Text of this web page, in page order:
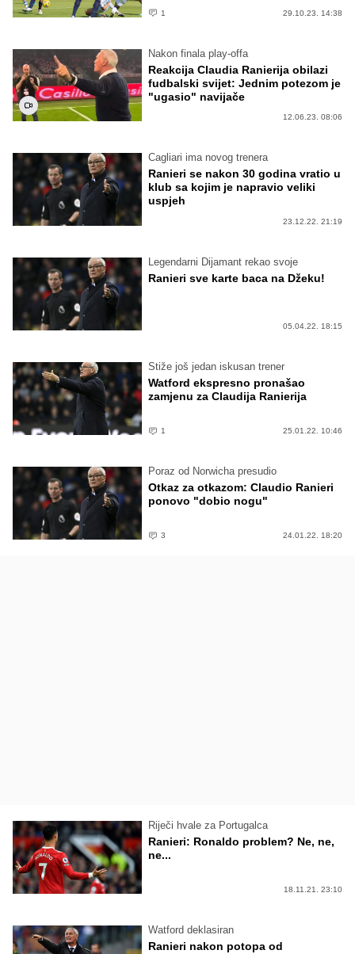
1 29.10.23. 14:38
Nakon finala play-offa
Reakcija Claudia Ranierija obilazi
fudbalski svijet: Jednim potezom je
"ugasio" navijače
12.06.23. 08:06
Cagliari ima novog trenera
Ranieri se nakon 30 godina vratio u
klub sa kojim je napravio veliki
uspjeh
23.12.22. 21:19
Legendarni Dijamant rekao svoje
Ranieri sve karte baca na Džeku!
05.04.22. 18:15
Stiže još jedan iskusan trener
Watford ekspresno pronašao
zamjenu za Claudija Ranierija
1 25.01.22. 10:46
Poraz od Norwicha presudio
Otkaz za otkazom: Claudio Ranieri
ponovo "dobio nogu"
3 24.01.22. 18:20
Riječi hvale za Portugalca
Ranieri: Ronaldo problem? Ne, ne,
ne...
18.11.21. 23:10
Watford deklasiran
Ranieri nakon potopa od